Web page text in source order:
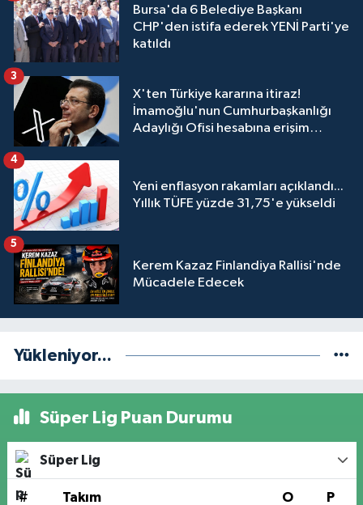
Bursa'da 6 Belediye Başkanı
CHP'den istifa ederek YENİ Parti'ye
katıldı
X'ten Türkiye kararına itiraz!
İmamoğlu'nun Cumhurbaşkanlığı
Adaylığı Ofisi hesabına erişim
3
Yeni enflasyon rakamları açıklandı...
Yıllık TÜFE yüzde 31,75'e yükseldi
4
Kerem Kazaz Finlandiya Rallisi'nde
Mücadele Edecek
5
Yükleniyor...
Süper Lig Puan Durumu
Süper Lig
# Takım O P